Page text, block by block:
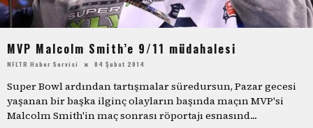
MVP Malcolm Smith’e 9/11 müdahalesi
NFLTR Haber Servisi 04 Şubat 2014
Super Bowl ardından tartışmalar süredursun, Pazar gecesi
yaşanan bir başka ilginç olayların başında maçın MVP'si
Malcolm Smith'in maç sonrası röportajı esnasınd...